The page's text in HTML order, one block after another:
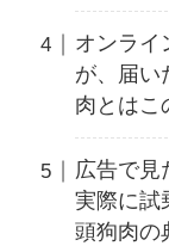
オンライ
が、届い
肉とはこ
広告で見
実際に試
頭狗肉の